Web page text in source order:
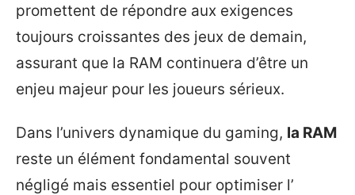
promettent de répondre aux exigences
toujours croissantes des jeux de demain,
assurant que la RAM continuera d’être un
enjeu majeur pour les joueurs sérieux.
Dans l’univers dynamique du gaming, la RAM
reste un élément fondamental souvent
négligé mais essentiel pour optimiser l’